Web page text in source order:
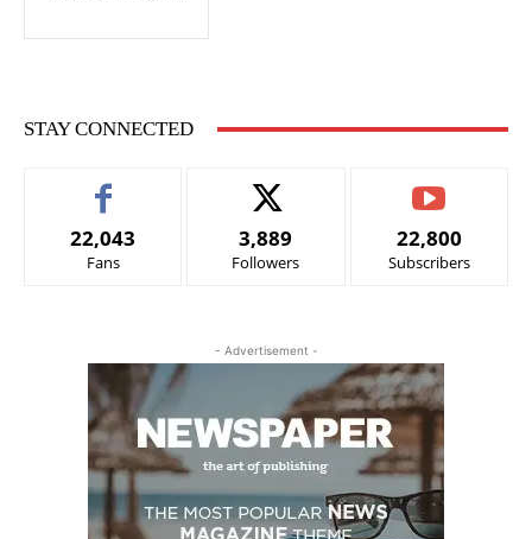
STAY CONNECTED
22,043
Fans
3,889
Followers
22,800
Subscribers
- Advertisement -